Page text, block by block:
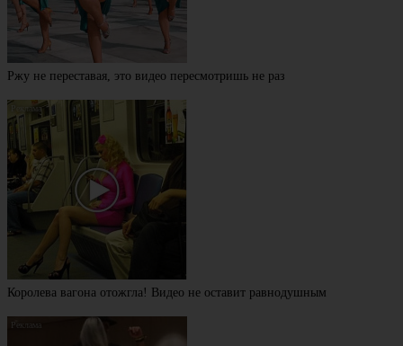
Ржу не переставая, это видео пересмотришь не раз
Королева вагона отожгла! Видео не оставит равнодушным